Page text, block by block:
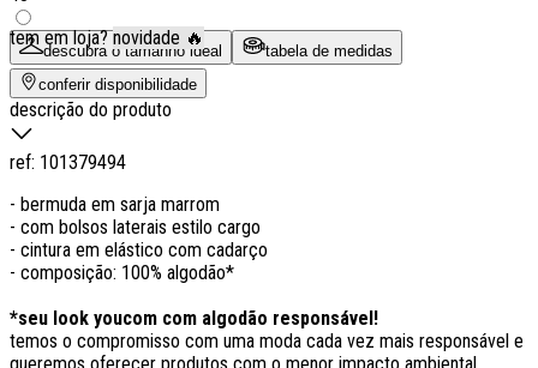
descubra o tamanho ideal tabela de medidas
tem em loja? novidade 🔥
conferir disponibilidade
descrição do produto
ref: 101379494
- bermuda em sarja marrom
- com bolsos laterais estilo cargo
- cintura em elástico com cadarço
- composição: 100% algodão*
*seu look youcom com algodão responsável!
temos o compromisso com uma moda cada vez mais responsável e
queremos oferecer produtos com o menor impacto ambiental